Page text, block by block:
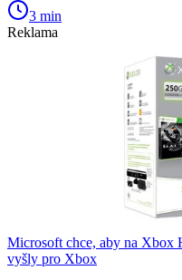
3 min
Reklama
Microsoft chce, aby na Xbox
vyšly pro Xbox